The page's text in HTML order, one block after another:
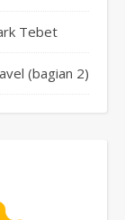
Tebet
(bagian 2)